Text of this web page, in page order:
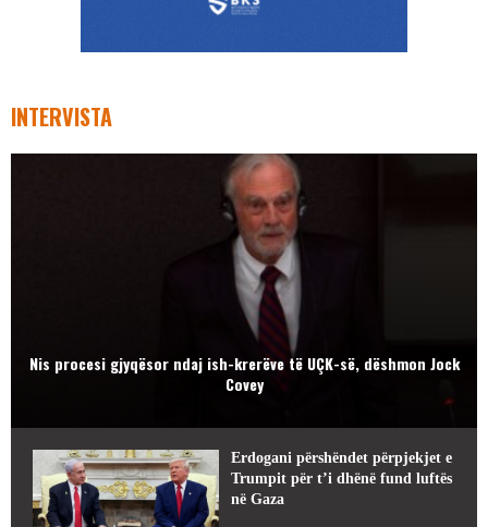
INTERVISTA
Nis procesi gjyqësor ndaj ish-krerëve të UÇK-së, dëshmon Jock
Covey
Erdogani përshëndet përpjekjet e
Trumpit për t’i dhënë fund luftës
në Gaza